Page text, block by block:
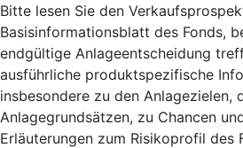
Bitte lesen Sie den
Basisinformationsblatt des Fonds,
endgültige Anlageentscheidung
ausführliche produktspezifische
insbesondere zu den Anlagezielen,
Anlagegrundsätzen, zu Chancen
Erläuterungen zum Risikoprofil des